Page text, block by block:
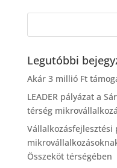
Legutóbbi
Akár 3 millió Ft
LEADER pályázat a
térség
Vállalkozásfejlesztési
Összeköt térségében